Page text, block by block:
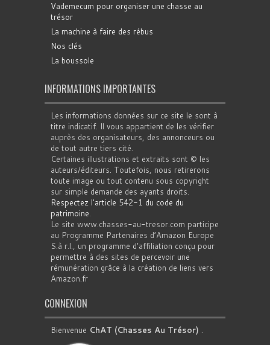
Vademecum pour organiser une chasse au
trésor
La machine à faire des rébus
Nos clés
La boussole
INFORMATIONS IMPORTANTES
Les informations données sur ce site le sont à
titre indicatif. Il vous appartient de les vérifier
auprès des organisateurs, des annonceurs ou
de tout autre tiers cité.
Certaines illustrations et extraits sont © les
auteurs/éditeurs. Toutefois, nous retirerons
toute image ou tout contenu sous copyright
sur simple demande des ayants droits.
Respectez l'article 542-1 du code du
patrimoine.
Le site www.chasses-au-tresor.com participe
au Programme Partenaires d’Amazon Europe
S.à r.l., un programme d’affiliation conçu pour
permettre à des sites de percevoir une
rémunération grâce à la création de liens vers
Amazon.fr
CONNEXION
Bienvenue ChAT (Chasses Au Trésor) .